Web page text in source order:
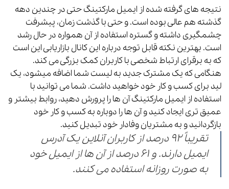
نتیجه های گرفته شده از ایمیل مارکتینگ حتی در چندین دهه
گذشته هم عالی بوده است. و حتی با گذشت زمان، پیشرفت
چشمگیری داشته و گستره استفاده از آن همواره در حال رشد
است. بهترین نکته قابل توجه درباره این کانال بازاریابی این است
که به برقرای ارتباط شخصی با کاربران کمک بزرگی می کند.
هنگامی که یک مشترک جدید به لیست شما اضافه میشود، یک
لید برای کسب و کار خود خواهید داشت. شما می توانید با
استفاده از ایمیل مارکتینگ آن ها را پرورش دهید، روابط بیشتر و
عمیق تری ایجاد کنید و آن ها را دوباره به کسب و کار خود
بازگردانید و به مشتریان وفادار خود تبدیل کنید.
تقریباً ۹۲ درصد از کاربران آنلاین یک آدرس
ایمیل دارند. و ۶۱ درصد از آن ها از ایمیل خود
به صورت روزانه استفاده می کنند.